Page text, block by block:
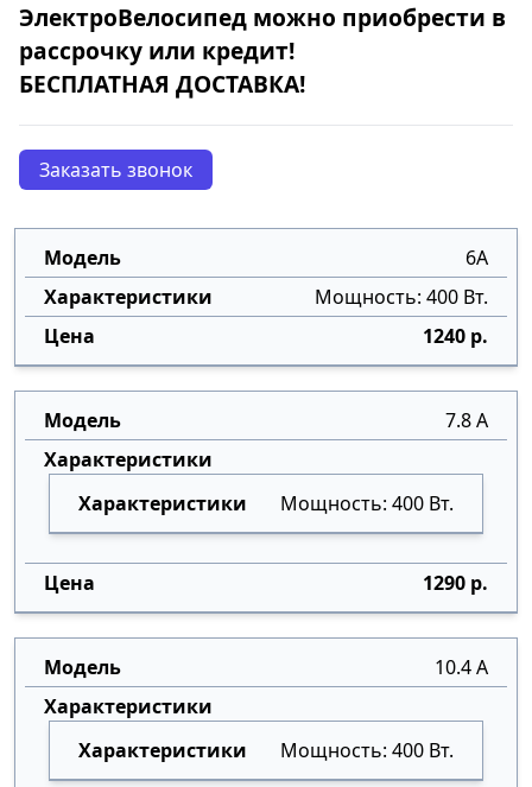
ЭлектроВелосипед можно приобрести в
рассрочку или кредит!
БЕСПЛАТНАЯ ДОСТАВКА!
Заказать звонок
6А
Мощность: 400 Вт.
1240 р.
7.8 А
Мощность: 400 Вт.
1290 р.
10.4 А
Мощность: 400 Вт.